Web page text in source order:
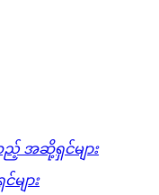
အဆို့ရှင်များ
ျား